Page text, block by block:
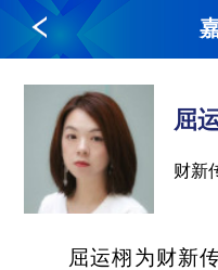
屈
财新
屈运栩为财新传